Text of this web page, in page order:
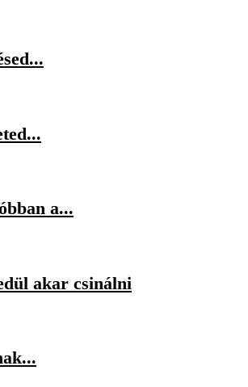
a...
akar csinálni